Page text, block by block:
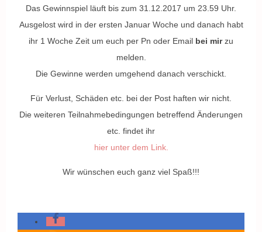
Das Gewinnspiel läuft bis zum 31.12.2017 um 23.59 Uhr.
Ausgelost wird in der ersten Januar Woche und danach habt
ihr 1 Woche Zeit um euch per Pn oder Email bei mirzu
melden.
Die Gewinne werden umgehend danach verschickt.
Für Verlust, Schäden etc. bei der Post haften wir nicht.
Die weiteren Teilnahmebedingungen betreffend Änderungen
etc. findet ihr
hier unter dem Link.
Wir wünschen euch ganz viel Spaß!!!